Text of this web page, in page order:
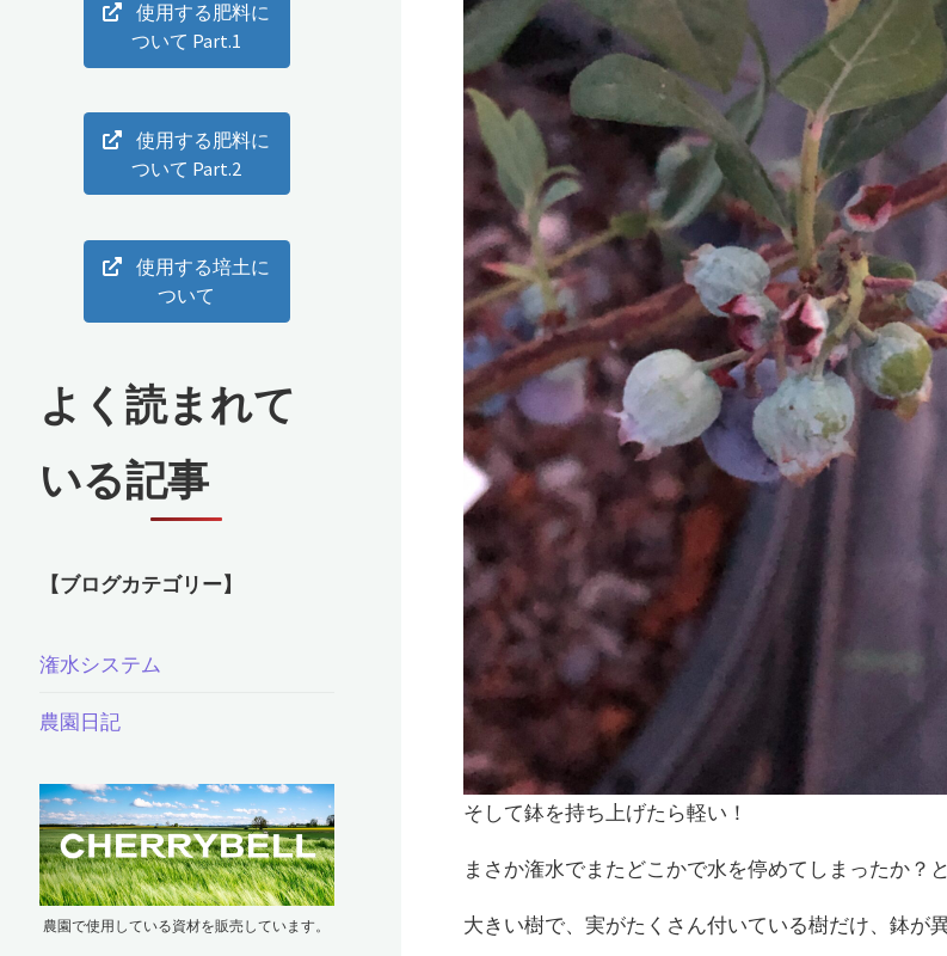
そして鉢を持ち上げたら軽い！
まさか潅水でまたどこかで水を停めてしまったか？
大きい樹で、実がたくさん付いている樹だけ、鉢が異
使用する肥料に
ついて Part.1
使用する肥料に
ついて Part.2
使用する培土に
ついて
よく読まれて
いる記事
【ブログカテゴリー】
潅水システム
農園日記
農園で使用している資材を販売しています。